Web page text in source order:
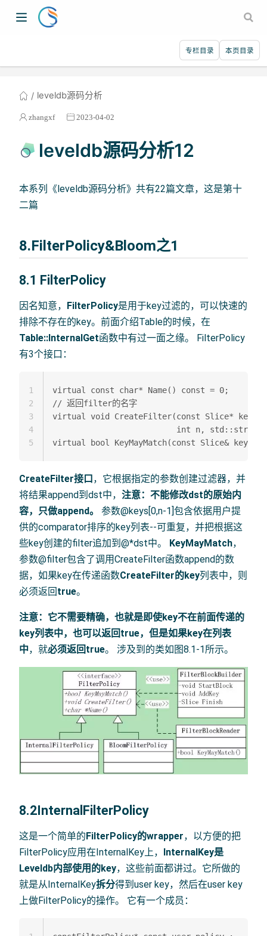
专栏目录 本页目录
leveldb源码分析
zhangxf 2023-04-02
leveldb源码分析12
本系列《leveldb源码分析》共有22篇文章，这是第十
二篇
8.FilterPolicy&Bloom之1
8.1 FilterPolicy
因名知意， FilterPolicy是用于key过滤的，可以快速的
排除不存在的key。前面介绍Table的时候，在
Table::InternalGet函数中有过一面之缘。 FilterPolicy
有3个接口：
virtual const char* Name() const = 0;
// 返回filter的名字
virtual void CreateFilter(const Slice* keys,
int n,
1
2
3
4
5
CreateFilter接口，它根据指定的参数创建过滤器，并
将结果append到dst中， 注意：不能修改dst的原始内
容，只做append。
参数@keys[0,n-1]包含依据用户提
供的comparator排序的key列表--可重复，并把根据这
些key创建的filter追加到@*dst中。 KeyMayMatch，
参数@filter包含了调用CreateFilter函数append的数
据，如果key在传递函数CreateFilter的key列表中，则
必须返回true。
注意： 它不需要精确，也就是即使key不在前面传递的
key列表中，也可以返回true，但是如果key在列表
中，就必须返回true。 涉及到的类如图8.1-1所示。
8.2InternalFilterPolicy
这是一个简单的 FilterPolicy的wrapper，以方便的把
FilterPolicy应用在InternalKey上，
InternalKey是
Leveldb内部使用的key，这些前面都讲过。它所做的
就是从InternalKey拆分得到user key，然后在user key
上做FilterPolicy的操作。 它有一个成员：